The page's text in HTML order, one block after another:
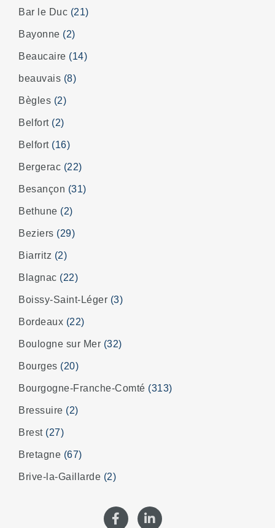
Bar le Duc (21)
Bayonne (2)
Beaucaire (14)
beauvais (8)
Bègles (2)
Belfort (2)
Belfort (16)
Bergerac (22)
Besançon (31)
Bethune (2)
Beziers (29)
Biarritz (2)
Blagnac (22)
Boissy-Saint-Léger (3)
Bordeaux (22)
Boulogne sur Mer (32)
Bourges (20)
Bourgogne-Franche-Comté (313)
Bressuire (2)
Brest (27)
Bretagne (67)
Brive-la-Gaillarde (2)